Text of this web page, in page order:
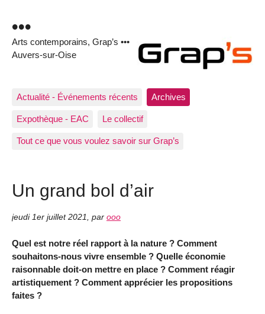
•••
Arts contemporains, Grap’s •••
Auvers-sur-Oise
Actualité - Événements récents Archives
Expothèque - EAC Le collectif
Tout ce que vous voulez savoir sur Grap’s
Un grand bol d’air
jeudi 1er juillet 2021 par ooo
Quel est notre réel rapport à la nature ? Comment
souhaitons-nous vivre ensemble ? Quelle économie
raisonnable doit-on mettre en place ? Comment réagir
artistiquement ? Comment apprécier les propositions
faites ?